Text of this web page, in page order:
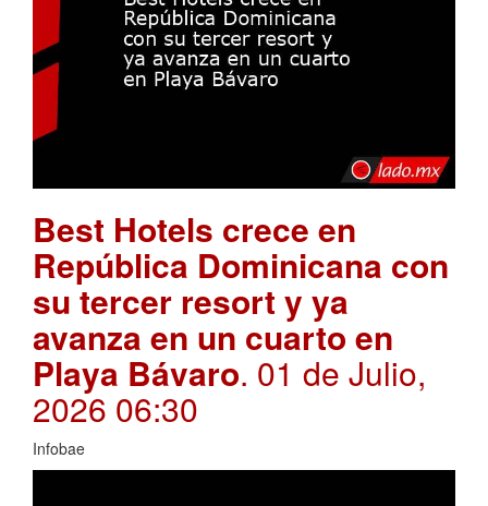
Best Hotels crece en
República Dominicana con
su tercer resort y ya
avanza en un cuarto en
Playa Bávaro. 01 de Julio,
2026 06:30
Infobae